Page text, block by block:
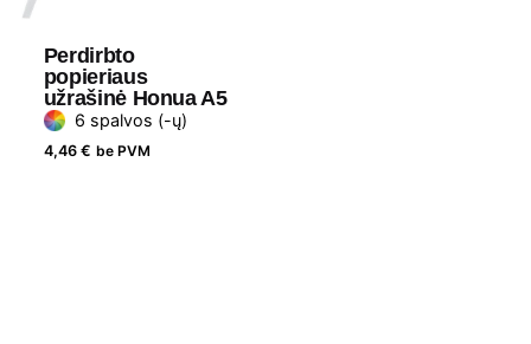
Perdirbto
popieriaus
užrašinė Honua A5
6 spalvos (-ų)
4,46 € be PVM